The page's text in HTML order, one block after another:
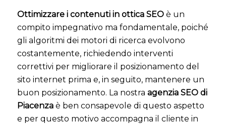
Ottimizzare i contenuti in ottica SEOè un
compito impegnativo ma fondamentale, poiché
gli algoritmi dei motori di ricerca evolvono
costantemente, richiedendo interventi
correttivi per migliorare il posizionamento del
sito internet prima e, in seguito, mantenere un
buon posizionamento. La nostra agenzia SEO di
Piacenzaè ben consapevole di questo aspetto
e per questo motivo accompagna il cliente in